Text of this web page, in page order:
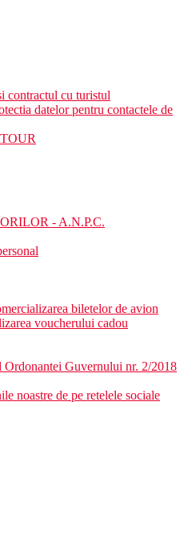
contractul cu turistul
datelor pentru contactele de
- A.N.P.C.
biletelor de avion
voucherului cadou
Guvernului nr. 2/2018
noastre de pe retelele sociale